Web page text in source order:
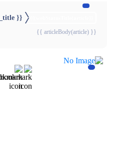
{{ article.article_title }}
{{ articleBody(article) }}